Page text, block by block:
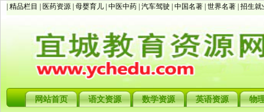
| 精品栏目 | 医药资源 母婴育儿 中医中药 汽车驾驶 中国名著 世界名著 招生就
网站首页 语文资源 数学资源 英语资源 物